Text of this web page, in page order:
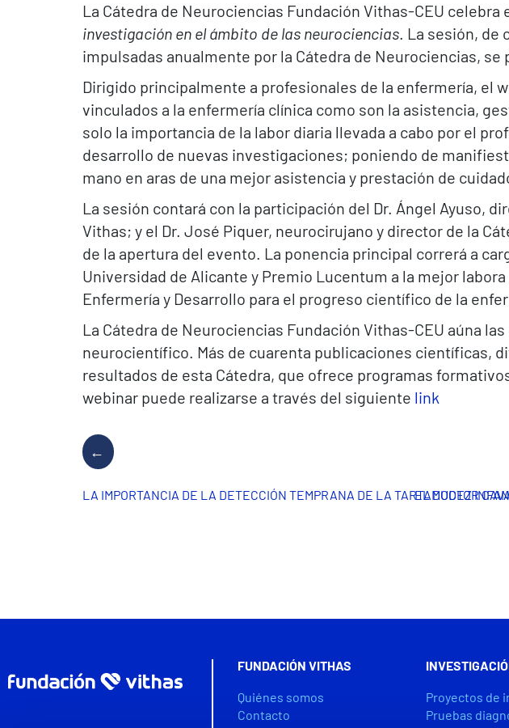
La Cátedra de Neurociencias Fundación Vithas-CEU celebra
investigación en el ámbito de las neurociencias. La sesión, de
impulsadas anualmente por la Cátedra de Neurociencias,
Dirigido principalmente a profesionales de la enfermería,
vinculados a la enfermería clínica como son la asistencia,
solo la importancia de la labor diaria llevada a cabo por el
desarrollo de nuevas investigaciones; poniendo de
mano en aras de una mejor asistencia y prestación de
La sesión contará con la participación del Dr. Ángel Ayuso,
Vithas; y el Dr. José Piquer, neurocirujano y director de la
de la apertura del evento. La ponencia principal correrá a
Universidad de Alicante y Premio Lucentum a la mejor
Enfermería y Desarrollo para el progreso científico de la
La Cátedra de Neurociencias Fundación Vithas-CEU aúna
neurocientífico. Más de cuarenta publicaciones científicas,
resultados de esta Cátedra, que ofrece programas
webinar puede realizarse a través del siguiente link
LA IMPORTANCIA DE LA DETECCIÓN TEMPRANA DE LA TARTAMUDEZ
EL DOCTOR
FUNDACIÓN VITHAS
Quiénes somos
Contacto
Proyectos de
Pruebas